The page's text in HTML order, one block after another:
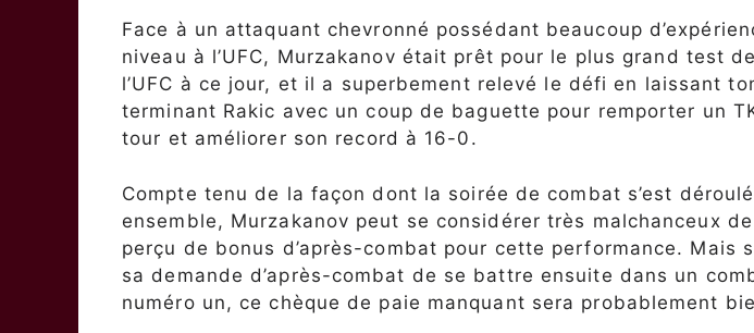
Face à un attaquant chevronné possédant beaucoup
niveau à l’UFC, Murzakanov était prêt pour le plus grand test
l’UFC à ce jour, et il a superbement relevé le défi en laissant
terminant Rakic ​​avec un coup de baguette pour remporter un
tour et améliorer son record à 16-0.
Compte tenu de la façon dont la soirée de combat s’est
ensemble, Murzakanov peut se considérer très malchanceux
perçu de bonus d’après-combat pour cette performance. Mais
sa demande d’après-combat de se battre ensuite dans un
numéro un, ce chèque de paie manquant sera probablement